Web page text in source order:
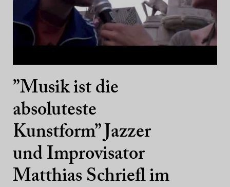
”Musik ist die
absoluteste
Kunstform” Jazzer
und Improvisator
Matthias Schriefl im